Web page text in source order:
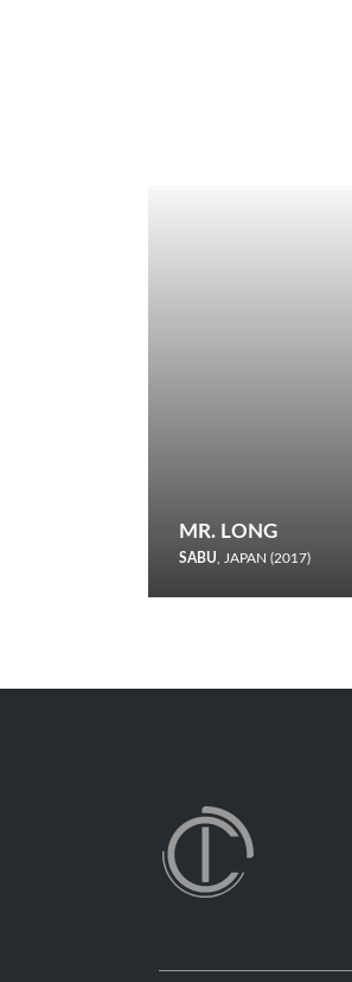
MR. LONG
SABU, JAPAN (2017)
den Wettbewerb.